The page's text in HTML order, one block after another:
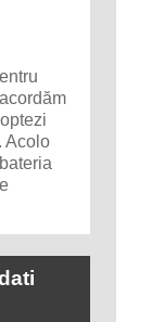
Acolo